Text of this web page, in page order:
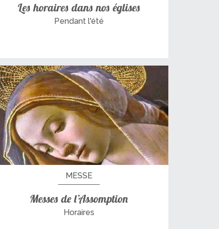
Les horaires dans nos églises
Pendant l'été
MESSE
Messes de l’Assomption
Horaires